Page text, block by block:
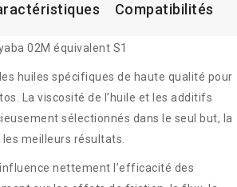
Compatibilités
02M équivalent S1
huiles spécifiques de haute qualité pour
La viscosité de l’huile et les additifs
sélectionnés dans le seul but, la
meilleurs résultats.
influence nettement l’efficacité des